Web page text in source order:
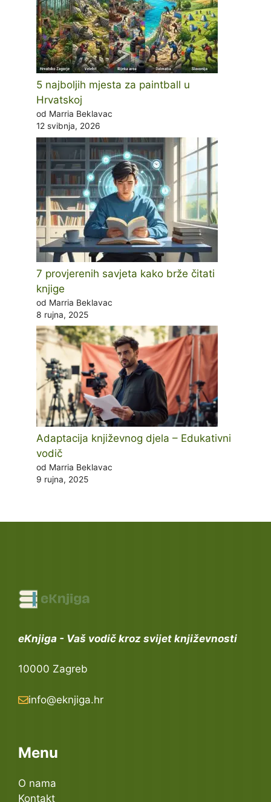
5 najboljih mjesta za paintball u
Hrvatskoj
od Marria Beklavac
12 svibnja, 2026
7 provjerenih savjeta kako brže čitati
knjige
od Marria Beklavac
8 rujna, 2025
Adaptacija književnog djela – Edukativni
vodič
od Marria Beklavac
9 rujna, 2025
eKnjiga - Vaš vodič kroz svijet književnosti
10000 Zagreb
info@eknjiga.hr
Menu
O nama
Kontakt